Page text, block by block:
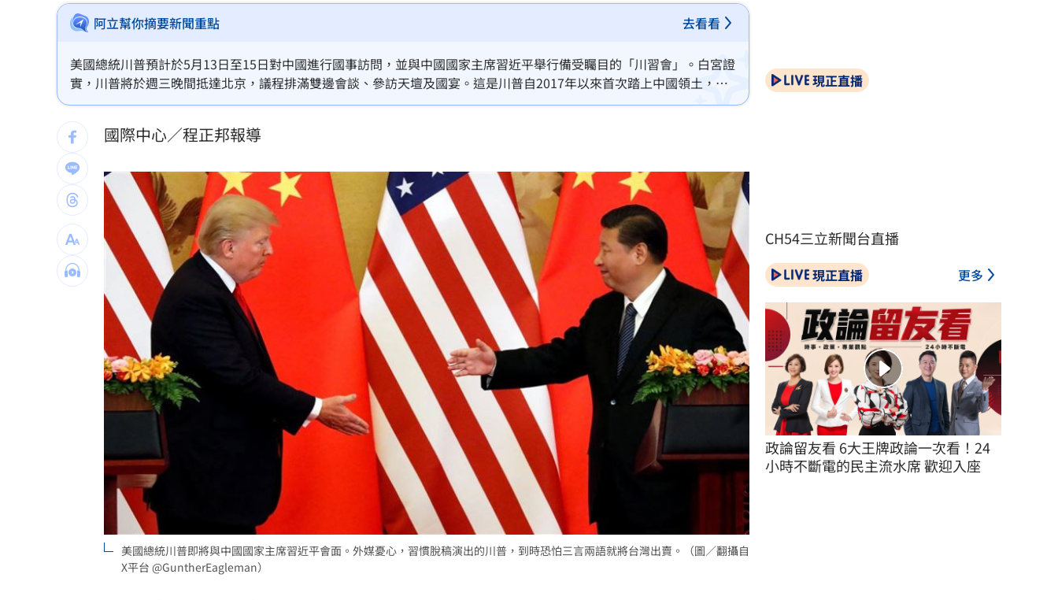
淚別高希均！沈春華悲痛揭私下真面目
外資買超20億元 狂掃這檔近4萬張居冠！ 05:45
韓股又出事？高盛喊出「新目標價」
台北市長投票結果曝 她驚喊：蔣該緊張了 05:33
慈濟遭詐10億 陳時中4年前苦勸1句被罵爆 05:32
設備大廠的「他」！上半年獲利達去年6成 05:30
外資砍它2萬張 38萬股東拿綠螢光棒自嗨 05:30
台灣彩券開獎直播中 20:31
LIVE三立+24小時直播 15:27
三立iNEWS新聞台線上直播 18:00
理想混蛋號召粉絲跨海追星吃美食！ 18:15
阿立幫你摘要新聞重點 去看看
美國總統川普預計於5月13日至15日對中國進行國事訪問，並與中國國家主席習近平舉行備受矚目的「川習會」。白宮證
實，川普將於週三晚間抵達北京，議程排滿雙邊會談、參訪天壇及國宴。這是川普自2017年以來首次踏上中國領土，白
宮副發言人凱利強調，此行重點在於重新平衡美中關係，優先追求「互惠與公平」。在美中經貿衝突與中東局勢動盪的
背景下，這場峰會被視為美方在經濟自主與國際地緣政治間尋求平衡的關鍵舉措。
國際中心／程正邦報導
美國總統川普即將與中國國家主席習近平會面。外媒憂心，習慣脫稿演出的川普，到時恐怕三言兩語就將台灣出賣。（圖／翻攝自
X平台 @GuntherEagleman）
現正直播
CH54三立新聞台直播
現正直播 更多
政論留友看 6大王牌政論一次看！24
小時不斷電的民主流水席 歡迎入座